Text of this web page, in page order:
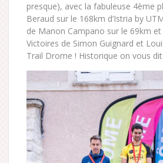
presque), avec la fabuleuse 4ème
Beraud sur le 168km d’Istria by
de Manon Campano sur le 69km
Victoires de Simon Guignard et
Trail Drome ! Historique on vous dit